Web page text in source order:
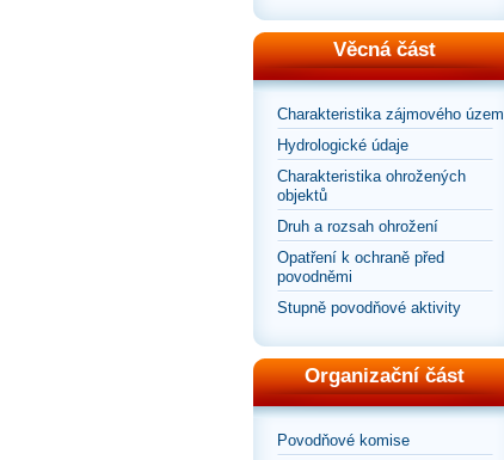
Věcná část
Charakteristika zájmového
Hydrologické údaje
Charakteristika ohrožených
objektů
Druh a rozsah ohrožení
Opatření k ochraně před
povodněmi
Stupně povodňové aktivity
Organizační část
Povodňové komise